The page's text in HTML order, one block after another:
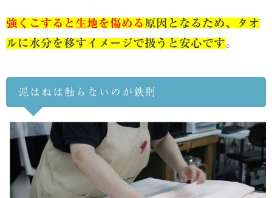
強くこすると生地を傷める 原因となるため、タオ
ルに水分を移すイメージで扱うと安心です。
泥はねは触らないのが鉄則